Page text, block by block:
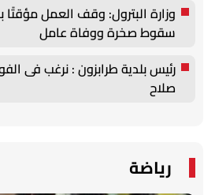
وزارة البترول: وقف العمل
سقوط صخرة ووفاة عامل
رئيس بلدية طرابزون : نرغب فى
صلاح
رياضة